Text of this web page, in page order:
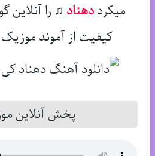
میکرددهناد ♫ را آنلاین
کیفیت از آموند موزیک
پخش آنلاین